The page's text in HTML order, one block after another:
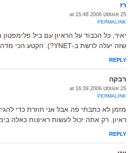
רז
25 אוגוסט 2006 at 15:48
PERMALINK
יאיר, כל הכבוד על הראיון עם ביל פלימפטון
שזה יעלה לרשת ב-YNET?). הקטע הכי מדהים הוא שהבנאדם בן 60.
REPLY
רבקה
25 אוגוסט 2006 at 16:39
PERMALINK
מזמן לא כתבתי פה אבל אני חוזרת כדי
ראיון. רק אתה יכול לעשות ראיונות כאלה
REPLY